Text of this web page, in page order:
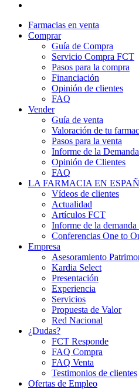
Farmacias en venta
Comprar
Guía de Compra
Servicio Compra FCT
Pasos para la compra
Financiación
Opinión de clientes
FAQ
Vender
Guía de venta
Valoración de tu
Pasos para la venta
Informe de la
Opinión de Clientes
FAQ
LA FARMACIA EN
Vídeos de clientes
Actualidad
Artículos FCT
Informe de la demanda
Conferencias One to
Empresa
Asesoramiento
Kardia Select
Presentación
Experiencia
Servicios
Propuesta de Valor
Red Nacional
¿Dudas?
FCT Responde
FAQ Compra
FAQ Venta
Testimonios de clientes
Ofertas de Empleo